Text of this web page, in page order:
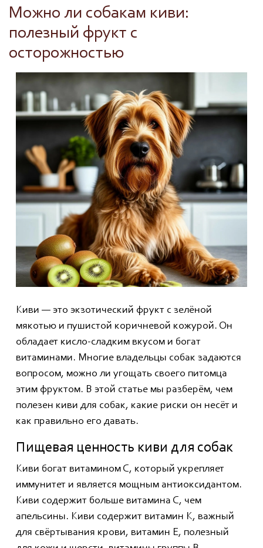
Можно ли собакам киви:
полезный фрукт с
осторожностью
Киви — это экзотический фрукт с зелёной
мякотью и пушистой коричневой кожурой. Он
обладает кисло-сладким вкусом и богат
витаминами. Многие владельцы собак задаются
вопросом, можно ли угощать своего питомца
этим фруктом. В этой статье мы разберём, чем
полезен киви для собак, какие риски он несёт и
как правильно его давать.
Пищевая ценность киви для собак
Киви богат витамином С, который укрепляет
иммунитет и является мощным антиоксидантом.
Киви содержит больше витамина С, чем
апельсины. Киви содержит витамин К, важный
для свёртывания крови, витамин Е, полезный